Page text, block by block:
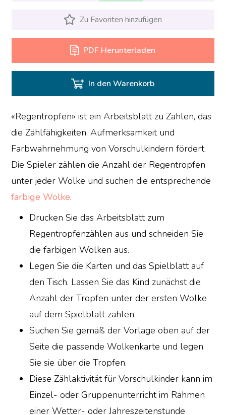
Zu Favoriten hinzufügen
PDF Herunterladen
In den Warenkorb
«Regentropfen» ist ein Arbeitsblatt zu Zahlen, das
die Zählfähigkeiten, Aufmerksamkeit und
Farbwahrnehmung von Vorschulkindern fördert.
Die Spieler zählen die Anzahl der Regentropfen
unter jeder Wolke und suchen die entsprechende
farbige Wolke.
Drucken Sie das Arbeitsblatt zum
Regentropfenzählen aus und schneiden Sie
die farbigen Wolken aus.
Legen Sie die Karten und das Spielblatt auf
den Tisch. Lassen Sie das Kind zunächst die
Anzahl der Tropfen unter der ersten Wolke
auf dem Spielblatt zählen.
Suchen Sie gemäß der Vorlage oben auf der
Seite die passende Wolkenkarte und legen
Sie sie über die Tropfen.
Diese Zählaktivität für Vorschulkinder kann im
Einzel- oder Gruppenunterricht im Rahmen
einer Wetter- oder Jahreszeitenstunde